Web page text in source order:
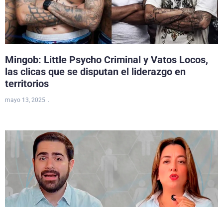
Mingob: Little Psycho Criminal y Vatos Locos,
las clicas que se disputan el liderazgo en
territorios
mayo 13, 2025